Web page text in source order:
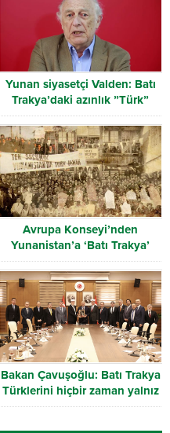
Yunan siyasetçi Valden: Batı
Trakya’daki azınlık ”Türk”
olarak tanınmalı
Avrupa Konseyi’nden
Yunanistan’a ‘Batı Trakya’
uyarısı
Bakan Çavuşoğlu: Batı Trakya
Türklerini hiçbir zaman yalnız
bırakmayacağız